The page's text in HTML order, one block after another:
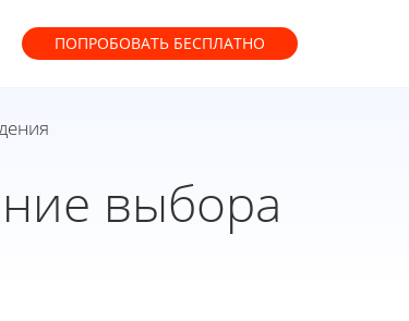
ПОПРОБОВАТЬ БЕСПЛАТНО
выбора